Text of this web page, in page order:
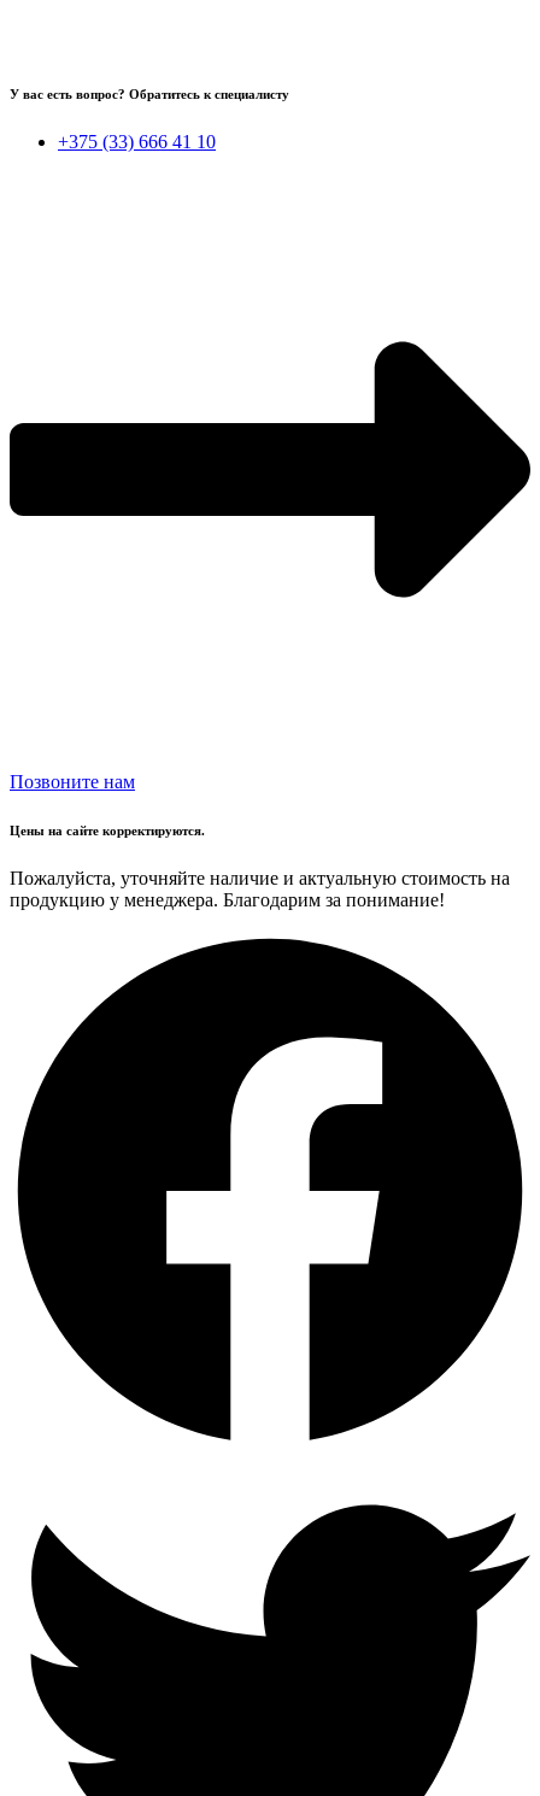
У вас есть вопрос? Обратитесь к специалисту
+375 (33) 666 41 10
Позвоните нам
Цены на сайте корректируются.
Пожалуйста, уточняйте наличие и актуальную стоимость на
продукцию у менеджера. Благодарим за понимание!